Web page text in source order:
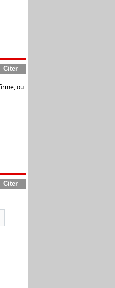
ou